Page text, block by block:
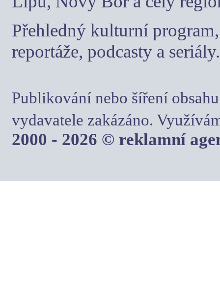
Přehledný kulturní
reportáže, podcasty a seriály.
Publikování nebo šíření
vydavatele zakázáno.
2000 - 2026 © reklamní